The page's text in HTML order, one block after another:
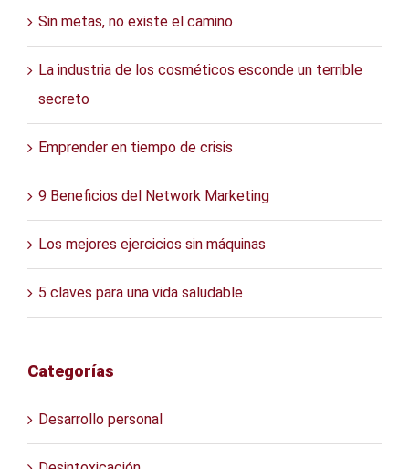
Sin metas, no existe el camino
La industria de los cosméticos esconde un terrible
secreto
Emprender en tiempo de crisis
9 Beneficios del Network Marketing
Los mejores ejercicios sin máquinas
5 claves para una vida saludable
Categorías
Desarrollo personal